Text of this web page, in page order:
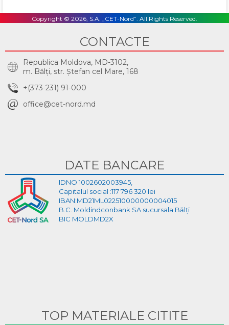
Copyright © 2026, S.A. „CET-Nord”. All Rights Reserved.
CONTACTE
Republica Moldova, MD-3102,
m. Bălţi, str. Ştefan cel Mare, 168
+(373-231) 91-000
office@cet-nord.md
DATE BANCARE
IDNO 1002602003945,
Capitalul social :117 796 320 lei
IBAN:MD21ML022510000000004015
B.C. Moldindconbank SA sucursala Bălți
BIC MOLDMD2X
TOP MATERIALE CITITE